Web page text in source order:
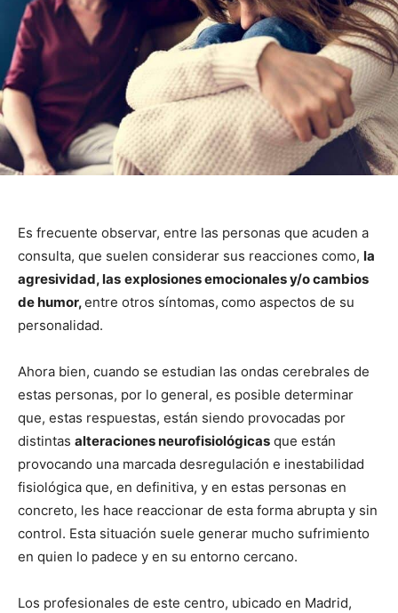
Es frecuente observar, entre las personas que acuden a
consulta, que suelen considerar sus reacciones como, la
agresividad, las explosiones emocionales y/o cambios
de humor,entre otros síntomas, como aspectos de su
personalidad.
Ahora bien, cuando se estudian las ondas cerebrales de
estas personas, por lo general, es posible determinar
que, estas respuestas, están siendo provocadas por
distintas alteraciones neurofisiológicas que están
provocando una marcada desregulación e inestabilidad
fisiológica que, en definitiva, y en estas personas en
concreto, les hace reaccionar de esta forma abrupta y sin
control. Esta situación suele generar mucho sufrimiento
en quien lo padece y en su entorno cercano.
Los profesionales de este centro, ubicado en Madrid,